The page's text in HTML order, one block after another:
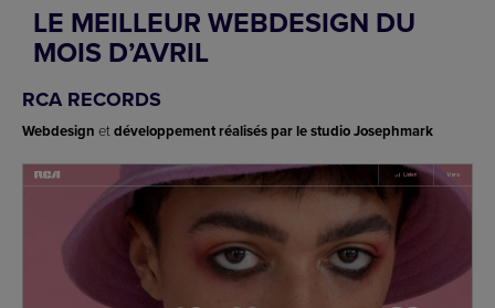
LE MEILLEUR WEBDESIGN DU
MOIS D’AVRIL
RCA RECORDS
Webdesign etdéveloppement réalisés par le studio Josephmark